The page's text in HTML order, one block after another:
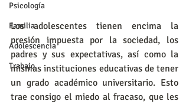
Psicología
Familia
Adolescencia
Trabajo
Los adolescentes tienen encima la
presión impuesta por la sociedad, los
padres y sus expectativas, así como la
mismas instituciones educativas de tener
un grado académico universitario. Esto
trae consigo el miedo al fracaso, que les